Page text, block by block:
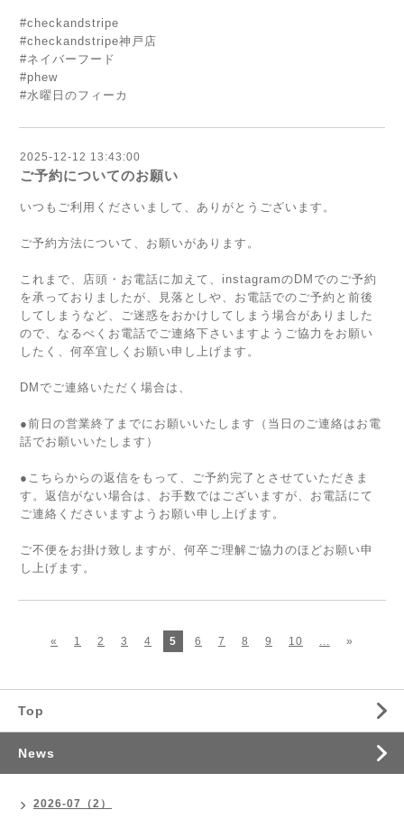
#checkandstripe
#checkandstripe神戸店
#ネイバーフード
#phew
#水曜日のフィーカ
2025-12-12 13:43:00
ご予約についてのお願い
いつもご利用くださいまして、ありがとうございます。
ご予約方法について、お願いがあります。
これまで、店頭・お電話に加えて、instagramのDMでのご予約
を承っておりましたが、見落としや、お電話でのご予約と前後
してしまうなど、ご迷惑をおかけしてしまう場合がありました
ので、なるべくお電話でご連絡下さいますようご協力をお願い
したく、何卒宜しくお願い申し上げます。
DMでご連絡いただく場合は、
●前日の営業終了までにお願いいたします（当日のご連絡はお電
話でお願いいたします）
●こちらからの返信をもって、ご予約完了とさせていただきま
す。返信がない場合は、お手数ではございますが、お電話にて
ご連絡くださいますようお願い申し上げます。
ご不便をお掛け致しますが、何卒ご理解ご協力のほどお願い申
し上げます。
« 1 2 3 4 5 6 7 8 9 10 »
Top
News
2026-07（2）